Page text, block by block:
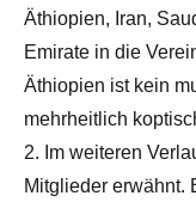
Äthiopien, Iran,
Emirate in die
Äthiopien ist kein
mehrheitlich
2. Im weiteren
Mitglieder erwähnt.